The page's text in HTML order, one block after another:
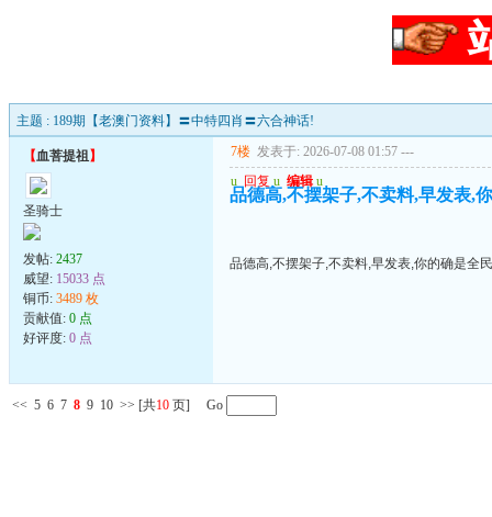
主题 : 189期【老澳门资料】〓中特四肖〓六合神话!
【血菩提祖 】
圣骑士
发帖: 2437
威望: 15033 点
铜币: 3489 枚
贡献值: 0 点
好评度: 0 点
7楼 发表于: 2026-07-08 01:57 ---
u 回复 u 编辑 u
品德高,不摆架子,不卖料,早发表,
品德高,不摆架子,不卖料,早发表,你的确是全
<< 5 6 7 8 9 10 >> [共10 页] Go